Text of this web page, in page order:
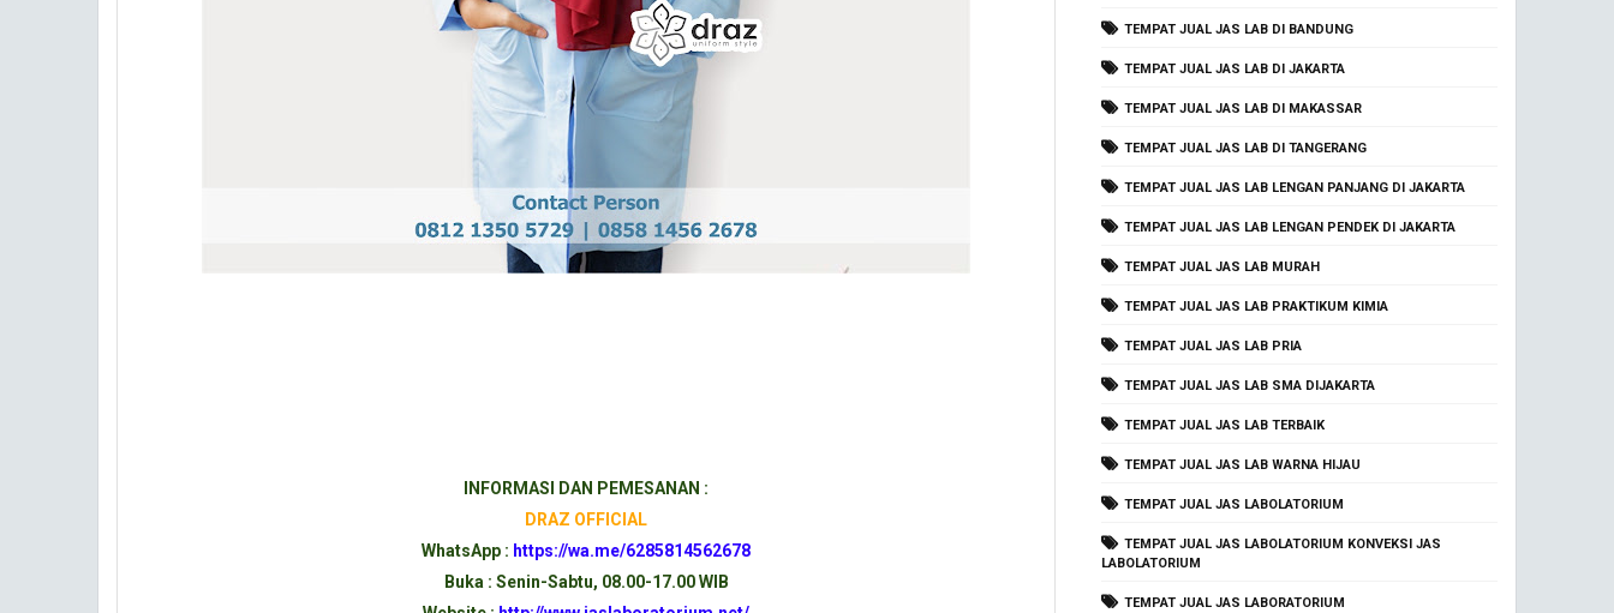
INFORMASI DAN PEMESANAN :
DRAZ OFFICIAL
WhatsApp : https://wa.me/6285814562678
Buka : Senin-Sabtu, 08.00-17.00 WIB
TEMPAT JUAL JAS LAB DI BANDUNG
TEMPAT JUAL JAS LAB DI JAKARTA
TEMPAT JUAL JAS LAB DI MAKASSAR
TEMPAT JUAL JAS LAB DI TANGERANG
TEMPAT JUAL JAS LAB LENGAN PANJANG DI JAKARTA
TEMPAT JUAL JAS LAB LENGAN PENDEK DI JAKARTA
TEMPAT JUAL JAS LAB MURAH
TEMPAT JUAL JAS LAB PRAKTIKUM KIMIA
TEMPAT JUAL JAS LAB PRIA
TEMPAT JUAL JAS LAB SMA DIJAKARTA
TEMPAT JUAL JAS LAB TERBAIK
TEMPAT JUAL JAS LAB WARNA HIJAU
TEMPAT JUAL JAS LABOLATORIUM
TEMPAT JUAL JAS LABOLATORIUM KONVEKSI JAS
LABOLATORIUM
TEMPAT JUAL JAS LABORATORIUM